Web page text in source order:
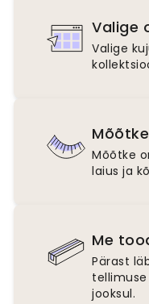
Valige
Valige
Mõõtke
laius ja
Me
Pärast
jooksul.